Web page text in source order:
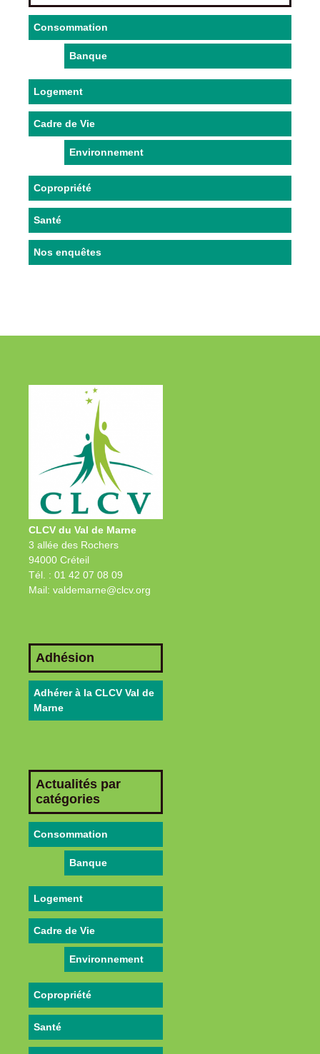
Consommation
Banque
Logement
Cadre de Vie
Environnement
Copropriété
Santé
Nos enquêtes
CLCV du Val de Marne
3 allée des Rochers
94000 Créteil
Tél. : 01 42 07 08 09
Mail: valdemarne@clcv.org
Adhésion
Adhérer à la CLCV Val de
Marne
Actualités par
catégories
Consommation
Banque
Logement
Cadre de Vie
Environnement
Copropriété
Santé